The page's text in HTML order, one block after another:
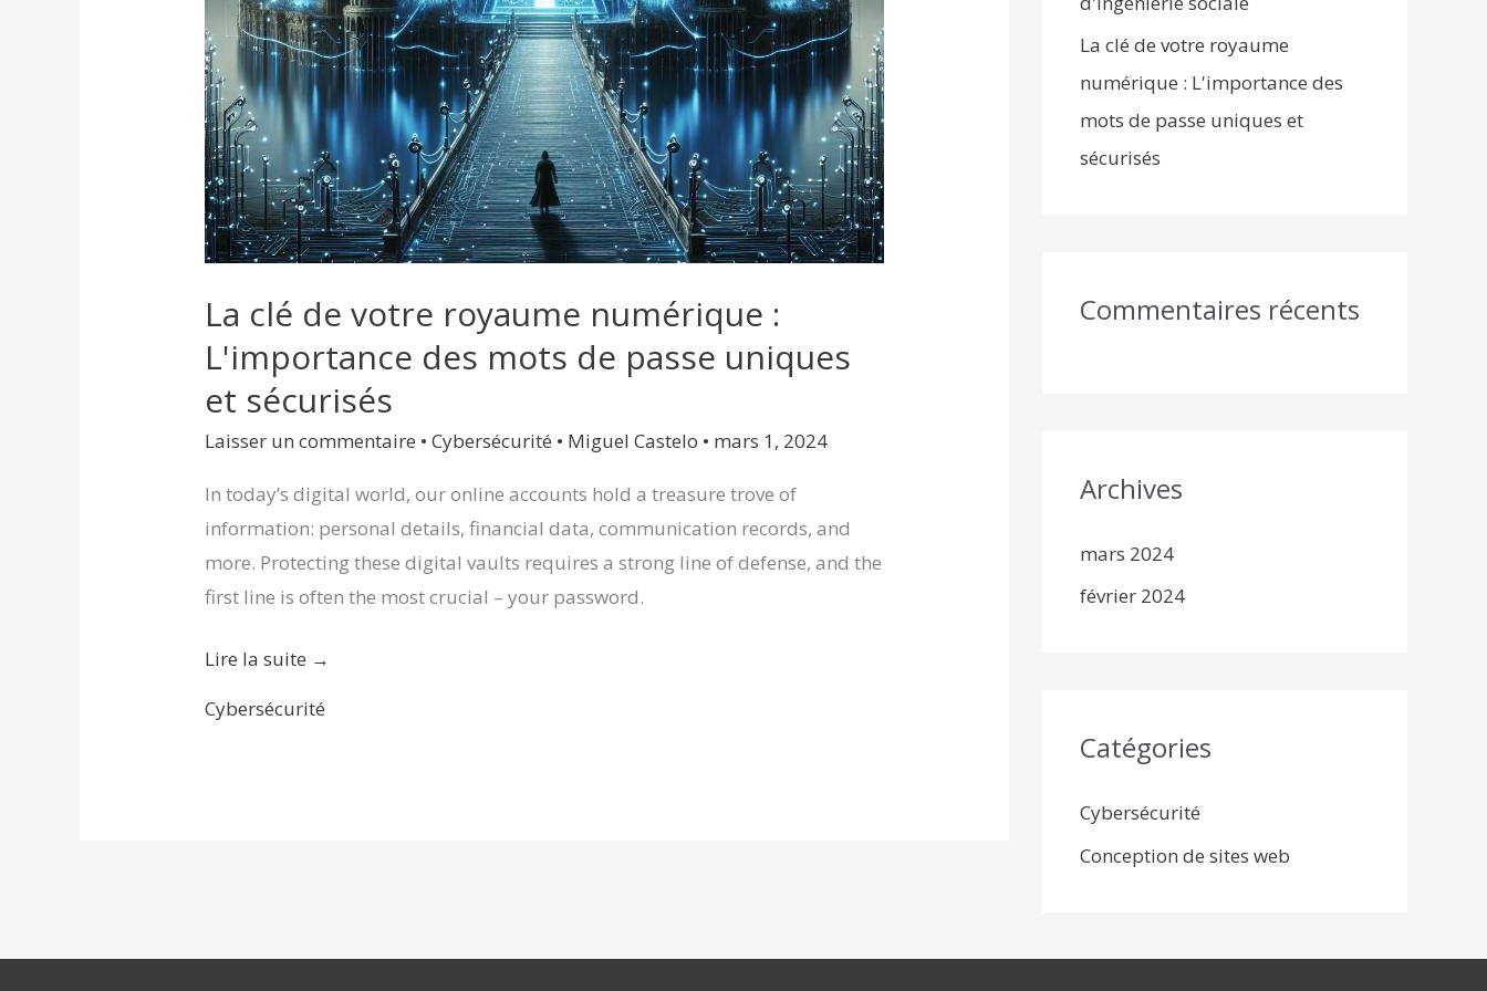
La clé de votre royaume numérique :
L'importance des mots de passe uniques
et sécurisés
Laisser un commentaire •Cybersécurité • Miguel Castelo • mars 1, 2024
In today’s digital world, our online accounts hold a treasure trove of
information: personal details, financial data, communication records, and
more. Protecting these digital vaults requires a strong line of defense, and the
first line is often the most crucial – your password.
uniques
et
sécurisés
Lire la suite →
Cybersécurité
La clé de votre royaume
numérique : L'importance des
mots de passe uniques et
sécurisés
Commentaires récents
Archives
mars 2024
février 2024
Catégories
Cybersécurité
Conception de sites web